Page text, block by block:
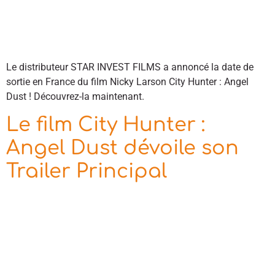
Le distributeur STAR INVEST FILMS a annoncé la date de
sortie en France du film Nicky Larson City Hunter : Angel
Dust ! Découvrez-la maintenant.
Le film City Hunter :
Angel Dust dévoile son
Trailer Principal